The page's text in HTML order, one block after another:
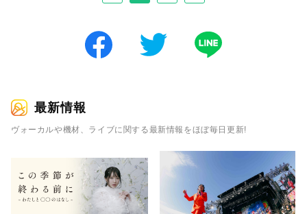
最新情報
ヴォーカルや機材、ライブに関する最新情報をほぼ毎日更新!